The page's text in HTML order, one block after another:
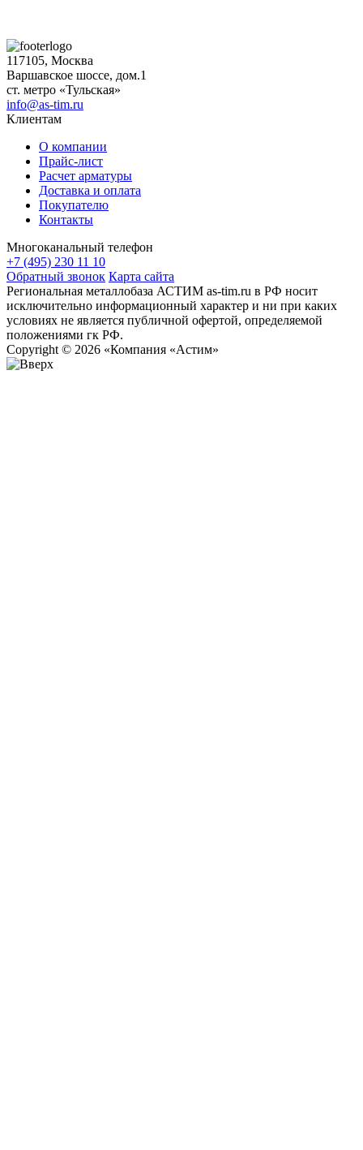
117105, Москва
Варшавское шоссе, дом.1
ст. метро «Тульская»
info@as-tim.ru
Клиентам
О компании
Прайс-лист
Расчет арматуры
Доставка и оплата
Покупателю
Контакты
Многоканальный телефон
+7 (495) 230 11 10
Обратный звонок Карта сайта
Региональная металлобаза АСТИМ as-tim.ru в РФ носит
исключительно информационный характер и ни при каких
условиях не является публичной офертой, определяемой
положениями гк РФ.
Copyright © 2026 «Компания «Астим»